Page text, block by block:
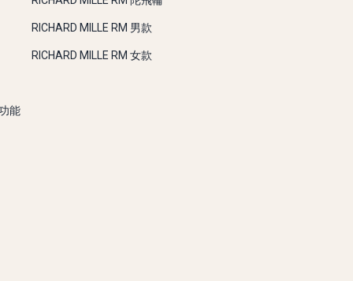
能
RICHARD MILLE RM 男款
RICHARD MILLE RM 女款